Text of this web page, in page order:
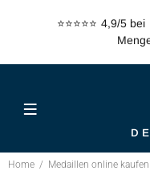
⭐️⭐️⭐️⭐️⭐️ 4,9/5 bei
Home Medaillen online kaufen